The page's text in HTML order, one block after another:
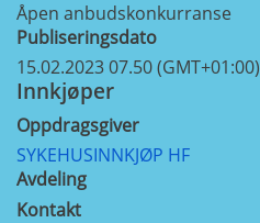
Åpen anbudskonkurranse
Publiseringsdato
15.02.2023 07.50 (GMT+01:00)
Innkjøper
Oppdragsgiver
SYKEHUSINNKJØP HF
Avdeling
Kontakt